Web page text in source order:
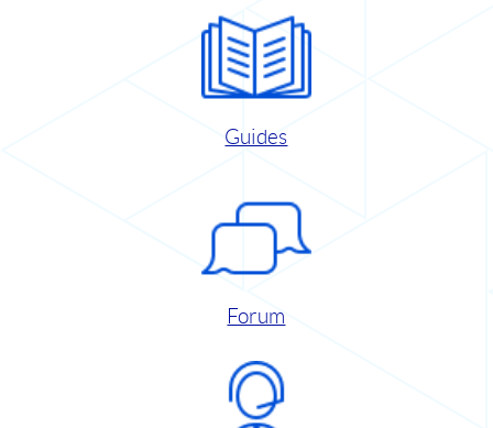
Guides
Forum